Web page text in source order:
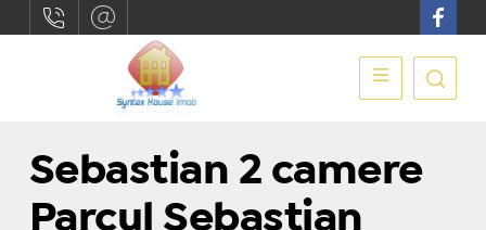
Sebastian 2 camere
Parcul Sebastian